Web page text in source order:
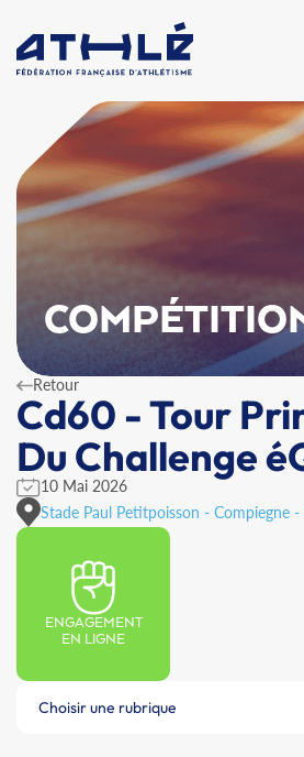
Retour
Cd60 - Tour
Du Challenge
10 Mai 2026
Stade Paul Petitpoisson - Compiegne
ENGAGEMENT
EN LIGNE
Choisir une rubrique